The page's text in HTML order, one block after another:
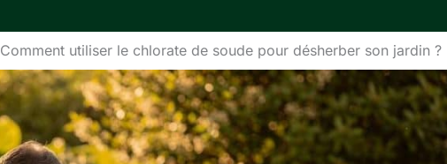
Comment utiliser le chlorate de soude pour désherber son jardin ?